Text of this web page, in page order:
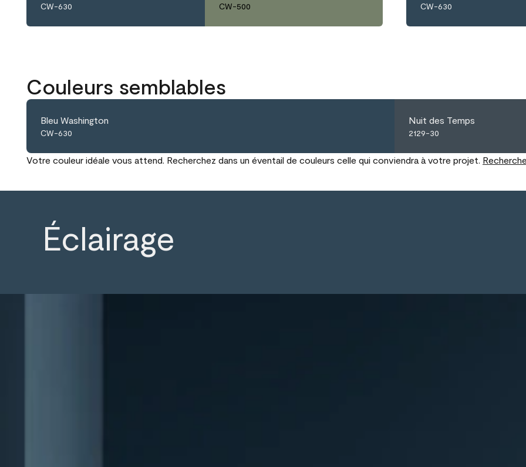
CW-630 CW-500 CW-630
Couleurs semblables
Bleu Washington
CW-630
Nuit des Temps
2129-30
Votre couleur idéale vous attend. Recherchez dans un éventail de couleurs celle qui conviendra à votre projet.
Éclairage